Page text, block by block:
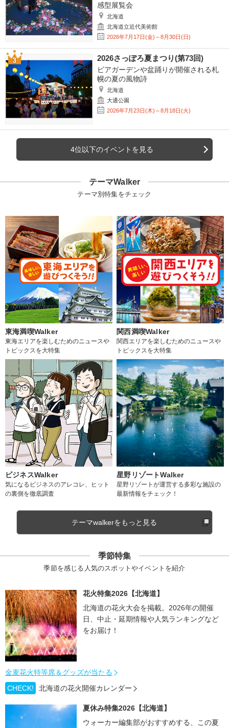
感型展覧会
北海道
北海道立近代美術館
2026年7月17日(金)～8月30日(日)
2026さっぽろ夏まつり(第73回)
ビアガーデンや盆踊りが開催される札
幌の夏の風物詩
北海道
大通公園
2026年7月23日(木)～8月18日(火)
4位以下のイベントを見る
テーマWalker
テーマ別特集をチェック
東海満喫Walker
東海エリアを楽しむためのニュースや
トピックスを大特集
関西満喫Walker
関西エリアを楽しむためのニュースや
トピックスを大特集
ビジネスWalker
気になるビジネスのアレコレ、ヒット
の裏側を徹底調査
星野リゾートWalker
星野リゾートが運営する多彩な施設の
最新情報をチェック！
テーマwalkerをもっと見る
季節特集
季節を感じる人気のスポットやイベントを紹介
花火特集2026【北海道】
北海道の花火大会を掲載。2026年の開催
日、中止・延期情報や人気ランキングなど
をお届け！
金麦花火特等席＆グッズが当たる
CHECK!
北海道の花火開催カレンダー
夏休み特集2026【北海道】
ウォーカー編集部がおすすめする、この夏